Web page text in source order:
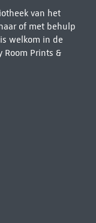
van het
of met behulp
welkom in de
Room Prints &